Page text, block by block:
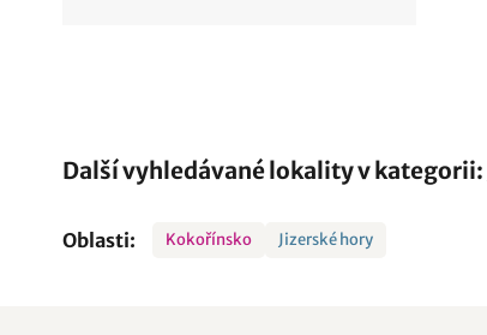
Další vyhledávané lokality v kategorii:
Oblasti: Kokořínsko Jizerské hory